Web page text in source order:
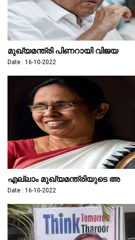
മുഖ്യമന്ത്രി പിണറായി വിജയ
Date : 16-10-2022
എല്ലാം മുഖ്യമന്ത്രിയുടെ അ
Date : 16-10-2022